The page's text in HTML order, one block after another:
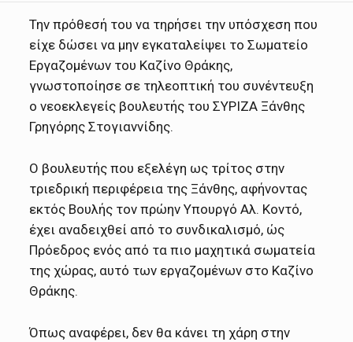
Την πρόθεσή του να τηρήσει την υπόσχεση που
είχε δώσει να μην εγκαταλείψει το Σωματείο
Εργαζομένων του Καζίνο Θράκης,
γνωστοποίησε σε τηλεοπτική του συνέντευξη
ο νεοεκλεγείς βουλευτής του ΣΥΡΙΖΑ Ξάνθης
Γρηγόρης Στογιαννίδης.
Ο βουλευτής που εξελέγη ως τρίτος στην
τριεδρική περιφέρεια της Ξάνθης, αφήνοντας
εκτός Βουλής τον πρώην Υπουργό Αλ. Κοντό,
έχει αναδειχθεί από το συνδικαλισμό, ώς
Πρόεδρος ενός από τα πιο μαχητικά σωματεία
της χώρας, αυτό των εργαζομένων στο Καζίνο
Θράκης.
Όπως αναφέρει, δεν θα κάνει τη χάρη στην